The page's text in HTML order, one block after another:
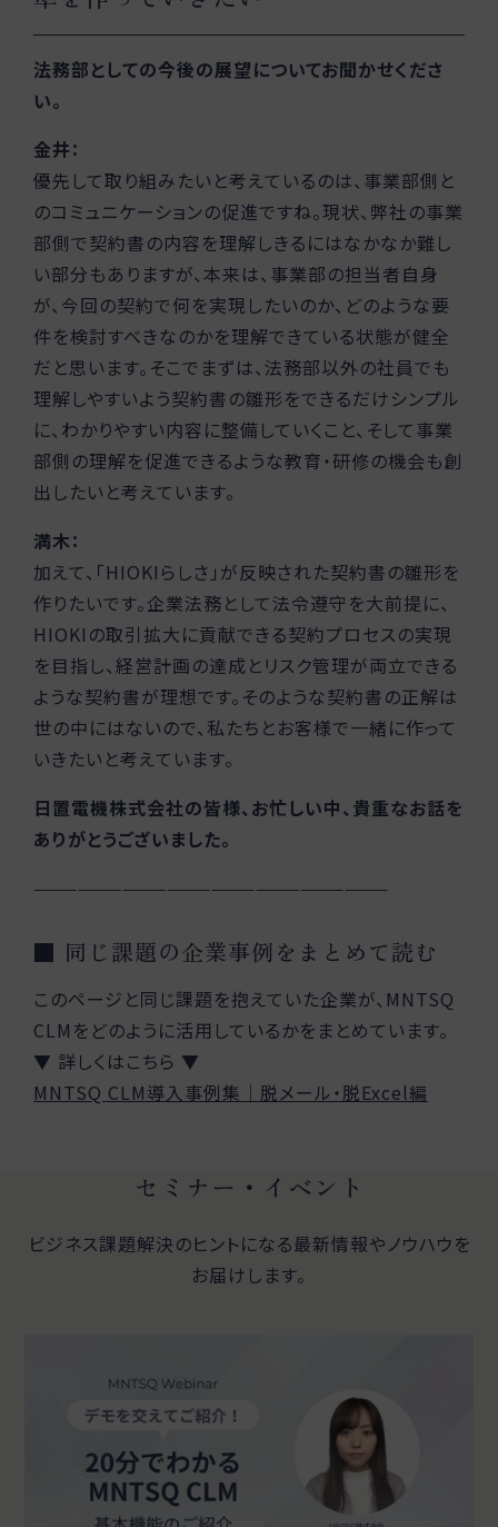
法務部としての今後の展望についてお聞かせくださ
い。
金井：
優先して取り組みたいと考えているのは、事業部側と
のコミュニケーションの促進ですね。現状、弊社の事業
部側で契約書の内容を理解しきるにはなかなか難し
い部分もありますが、本来は、事業部の担当者自身
が、今回の契約で何を実現したいのか、どのような要
件を検討すべきなのかを理解できている状態が健全
だと思います。そこでまずは、法務部以外の社員でも
理解しやすいよう契約書の雛形をできるだけシンプル
に、わかりやすい内容に整備していくこと、そして事業
部側の理解を促進できるような教育・研修の機会も創
出したいと考えています。
満木：
加えて、「HIOKIらしさ」が反映された契約書の雛形を
作りたいです。企業法務として法令遵守を大前提に、
HIOKIの取引拡大に貢献できる契約プロセスの実現
を目指し、経営計画の達成とリスク管理が両立できる
ような契約書が理想です。そのような契約書の正解は
世の中にはないので、私たちとお客様で一緒に作って
いきたいと考えています。
日置電機株式会社の皆様、お忙しい中、貴重なお話を
ありがとうございました。
————————————————————————
■ 同じ課題の企業事例をまとめて読む
このページと同じ課題を抱えていた企業が、MNTSQ
CLMをどのように活用しているかをまとめています。
▼ 詳しくはこちら ▼
MNTSQ CLM導入事例集｜脱メール・脱Excel編
セミナー・イベント
ビジネス課題解決のヒントになる最新情報やノウハウを
お届けします。